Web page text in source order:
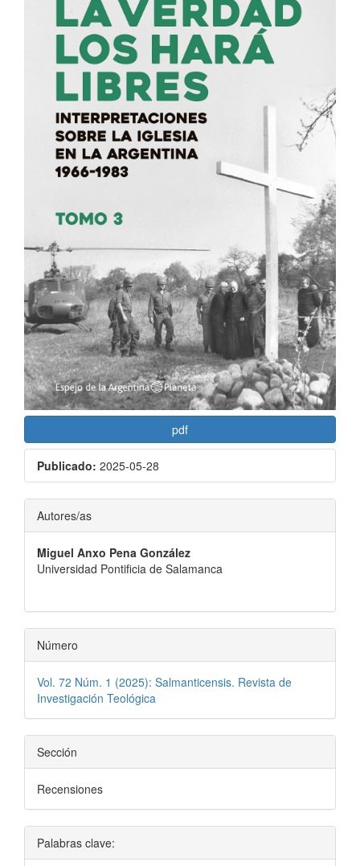
artículo
pdf
Publicado: 2025-05-28
Contenido
principal
del
Autores/as
Miguel Anxo Pena González
Universidad Pontificia de Salamanca
Número
Vol. 72 Núm. 1 (2025): Salmanticensis. Revista de
Investigación Teológica
Sección
Recensiones
Palabras clave: